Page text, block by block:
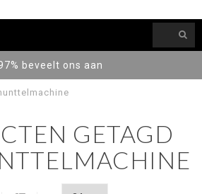
beveelt ons aan
GETAGD